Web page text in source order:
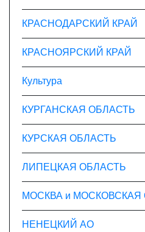
КРАСНОДАРСКИЙ КРАЙ
КРАСНОЯРСКИЙ КРАЙ
Культура
КУРГАНСКАЯ ОБЛАСТЬ
КУРСКАЯ ОБЛАСТЬ
ЛИПЕЦКАЯ ОБЛАСТЬ
МОСКВА и МОСКОВСКАЯ
НЕНЕЦКИЙ АО